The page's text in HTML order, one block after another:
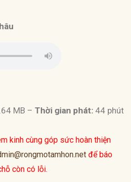
MB – Thời gian phát: 44 phút
kinh cùng góp sức hoàn thiện
để báo
còn có lỗi.